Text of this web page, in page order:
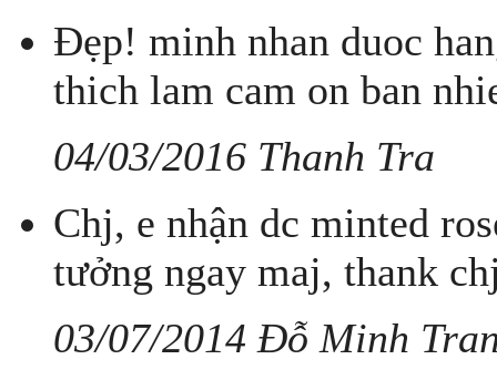
Đẹp! minh nhan duoc
thich lam cam on ban
04/03/2016 Thanh Tra
Chj, e nhận dc minted
tưởng ngay maj, thank
03/07/2014 Đỗ Minh